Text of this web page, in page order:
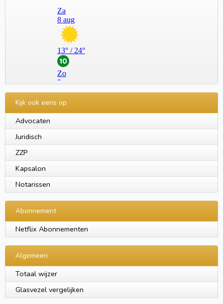
Kijk ook eens op
Advocaten
Juridisch
ZZP
Kapsalon
Notarissen
Abonnement
Netflix Abonnementen
Algemeen
Totaal wijzer
Glasvezel vergelijken